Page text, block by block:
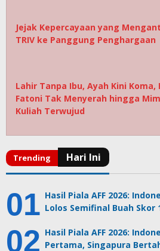
Jejak Kepercayaan yang
TRIV ke Panggung Penghargaan
Lahir Tanpa Ibu, Ayah Kini Koma,
Fatoni Tak Menyerah hingga
Kuliah Terwujud
Hasil Piala AFF 2026:
Lolos Semifinal Buah Skor
Hasil Piala AFF 2026:
Pertama, Singapura